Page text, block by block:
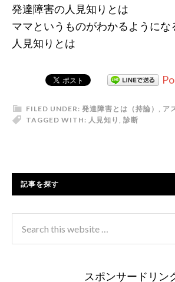
発達障害の人見知りとは
ママというものがわかるようにな
人見知りとは
FILED UNDER: 発達障害とは（持論） , ア
TAGGED WITH: 人見知り , 診断
記事を探す
スポンサードリン